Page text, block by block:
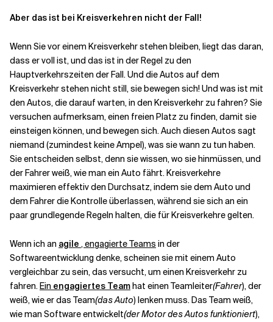
Aber das ist bei Kreisverkehren nicht der Fall!
Wenn Sie vor einem Kreisverkehr stehen bleiben, liegt das daran,
dass er voll ist, und das ist in der Regel zu den
Hauptverkehrszeiten der Fall. Und die Autos auf dem
Kreisverkehr stehen nicht still, sie bewegen sich! Und was ist mit
den Autos, die darauf warten, in den Kreisverkehr zu fahren? Sie
versuchen aufmerksam, einen freien Platz zu finden, damit sie
einsteigen können, und bewegen sich. Auch diesen Autos sagt
niemand (zumindest keine Ampel), was sie wann zu tun haben.
Sie entscheiden selbst, denn sie wissen, wo sie hinmüssen, und
der Fahrer weiß, wie man ein Auto fährt. Kreisverkehre
maximieren effektiv den Durchsatz, indem sie dem Auto und
dem Fahrer die Kontrolle überlassen, während sie sich an ein
paar grundlegende Regeln halten, die für Kreisverkehre gelten.
Wenn ich an agile , engagierte Teams in der
Softwareentwicklung denke, scheinen sie mit einem Auto
vergleichbar zu sein, das versucht, um einen Kreisverkehr zu
fahren.Ein engagiertes Teamhat einen Teamleiter(Fahrer), der
weiß, wie er das Team(das Auto) lenken muss. Das Team weiß,
wie man Software entwickelt(der Motor des Autos funktioniert),